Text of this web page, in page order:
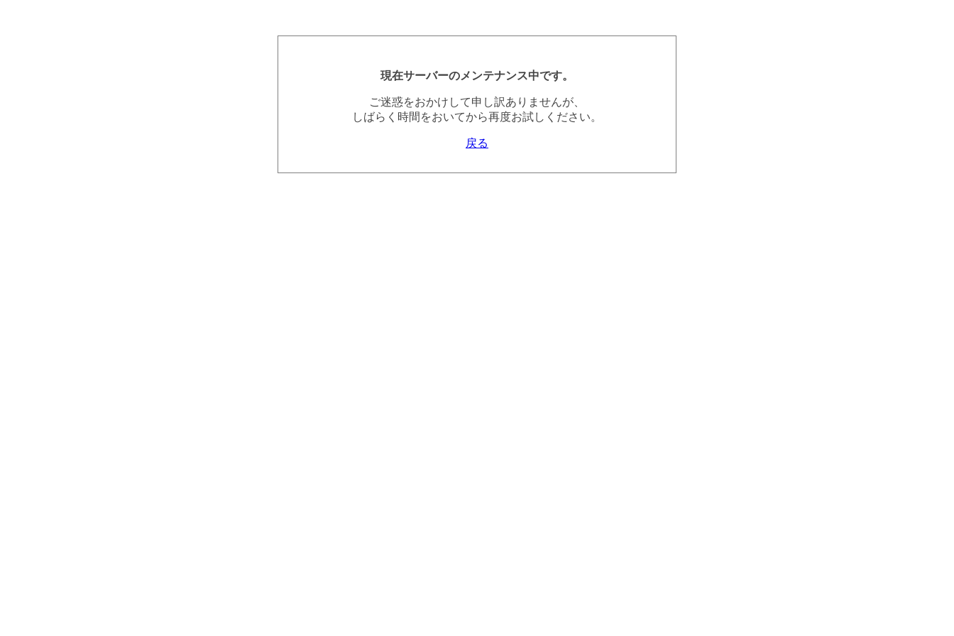
現在サーバーのメンテナンス中です。
ご迷惑をおかけして申し訳ありませんが、
しばらく時間をおいてから再度お試しください。
戻る